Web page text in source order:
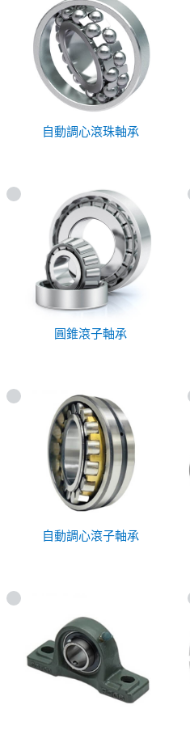
自動調心滾珠軸承
圓錐滾子軸承
自動調心滾子軸承